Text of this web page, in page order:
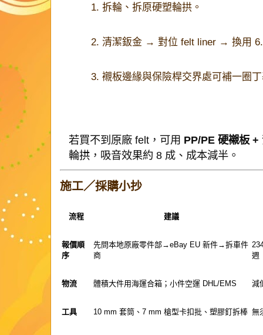
拆輪、拆原硬塑輪拱。
清潔鈑金 → 對位 felt liner → 換用
襯板邊緣與保險桿交界處可補一圈
若買不到原廠 felt，可用 PP/PE 硬襯板
輪拱，吸音效果約 8 成、成本減半。
施工／採購小抄
流程 建議
報價順
序
先問本地原廠零件部→eBay EU 新件→拆車件
商
週
物流 體積大件用海運合箱；小件空運 DHL/EMS 減
工具 10 mm 套筒、7 mm 槍型卡扣批、塑膠釘拆棒 無